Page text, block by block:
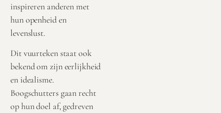
inspireren anderen met
hun openheid en
levenslust.
Dit vuurteken staat ook
bekend om zijn eerlijkheid
en idealisme.
Boogschutters gaan recht
op hun doel af, gedreven